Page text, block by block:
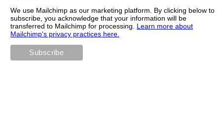
We use Mailchimp as our marketing platform. By clicking below to
subscribe, you acknowledge that your information will be
transferred to Mailchimp for processing. Learn more about
Mailchimp's privacy practices here.